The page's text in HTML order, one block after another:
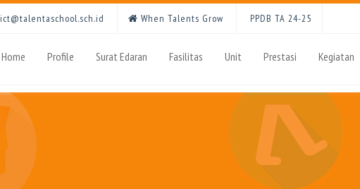
ict@talentaschool.sch.id When Talents Grow PPDB TA 24-25
Home Profile Surat Edaran Fasilitas Unit Prestasi Kegiatan